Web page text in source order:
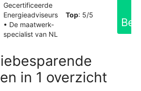
Gecertificeerde
Energieadviseurs
• De maatwerk-
specialist van NL
Top: 5/5
in 1 overzicht